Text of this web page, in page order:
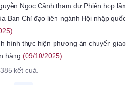
Ngọc Cảnh tham dự Phiên họp lần
Ban Chỉ đạo liên ngành Hội nhập quốc
hình thực hiện phương án chuyển giao
hàng (09/10/2025)
kết quả.